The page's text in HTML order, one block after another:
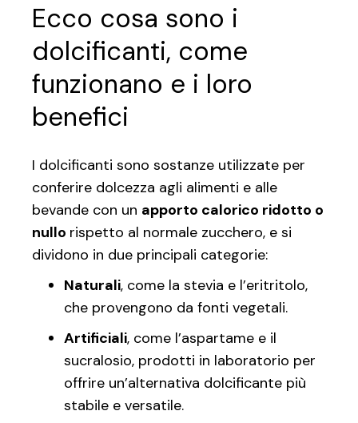
Ecco cosa sono i
dolcificanti, come
funzionano e i loro
benefici
I dolcificanti sono sostanze utilizzate per
conferire dolcezza agli alimenti e alle
bevande con un apporto calorico ridotto o
nullo rispetto al normale zucchero, e si
dividono in due principali categorie:
Naturali, come la stevia e l’eritritolo,
che provengono da fonti vegetali.
Artificiali, come l’aspartame e il
sucralosio, prodotti in laboratorio per
offrire un’alternativa dolcificante più
stabile e versatile.